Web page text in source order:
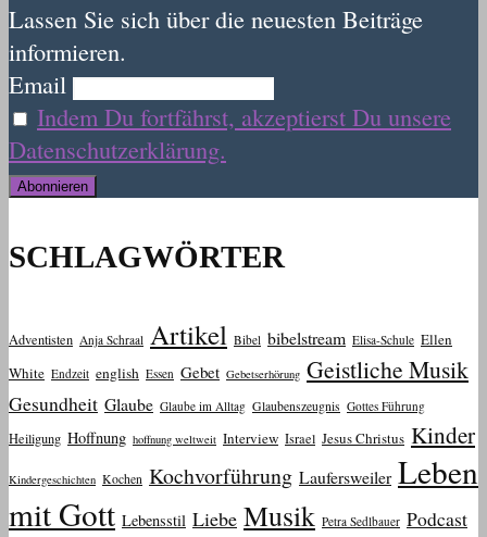
Lassen Sie sich über die neuesten Beiträge
informieren.
Email
Indem Du fortfährst, akzeptierst Du unsere
Datenschutzerklärung.
SCHLAGWÖRTER
Adventisten Anja Schraal Artikel Bibel bibelstream Elisa-Schule Ellen
White Endzeit english Essen Gebet Gebetserhörung Geistliche Musik
Gesundheit Glaube Glaube im Alltag Glaubenszeugnis Gottes Führung
Heiligung Hoffnung hoffnung weltweit Interview Israel Jesus Christus Kinder
Kindergeschichten Kochen Kochvorführung Laufersweiler Leben
mit Gott Lebensstil Liebe Musik Petra Sedlbauer Podcast